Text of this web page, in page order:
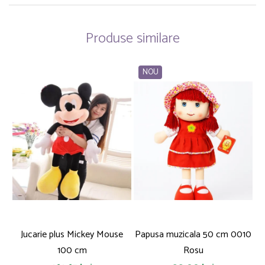
Produse similare
Jucarie plus Mickey Mouse
100 cm
NOU
Papusa muzicala 50 cm 0010
Rosu